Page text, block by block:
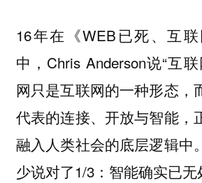
16年在《WEB已死、互
中，Chris Anderson说“互
网只是互联网的一种形态，
代表的连接、开放与智能，
融入人类社会的底层逻辑中
少说对了1/3：智能确实已无